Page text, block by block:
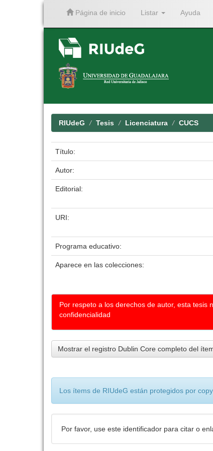
Página de inicio Listar Ayuda
RIUdeG Tesis Licenciatura CUCS
Título:
Autor:
Editorial:
URI:
Programa educativo:
Aparece en las colecciones:
Por respeto a los derechos de autor, esta
confidencialidad
Mostrar el registro Dublin Core completo del
Los ítems de RIUdeG están protegidos por
Por favor, use este identificador para citar o